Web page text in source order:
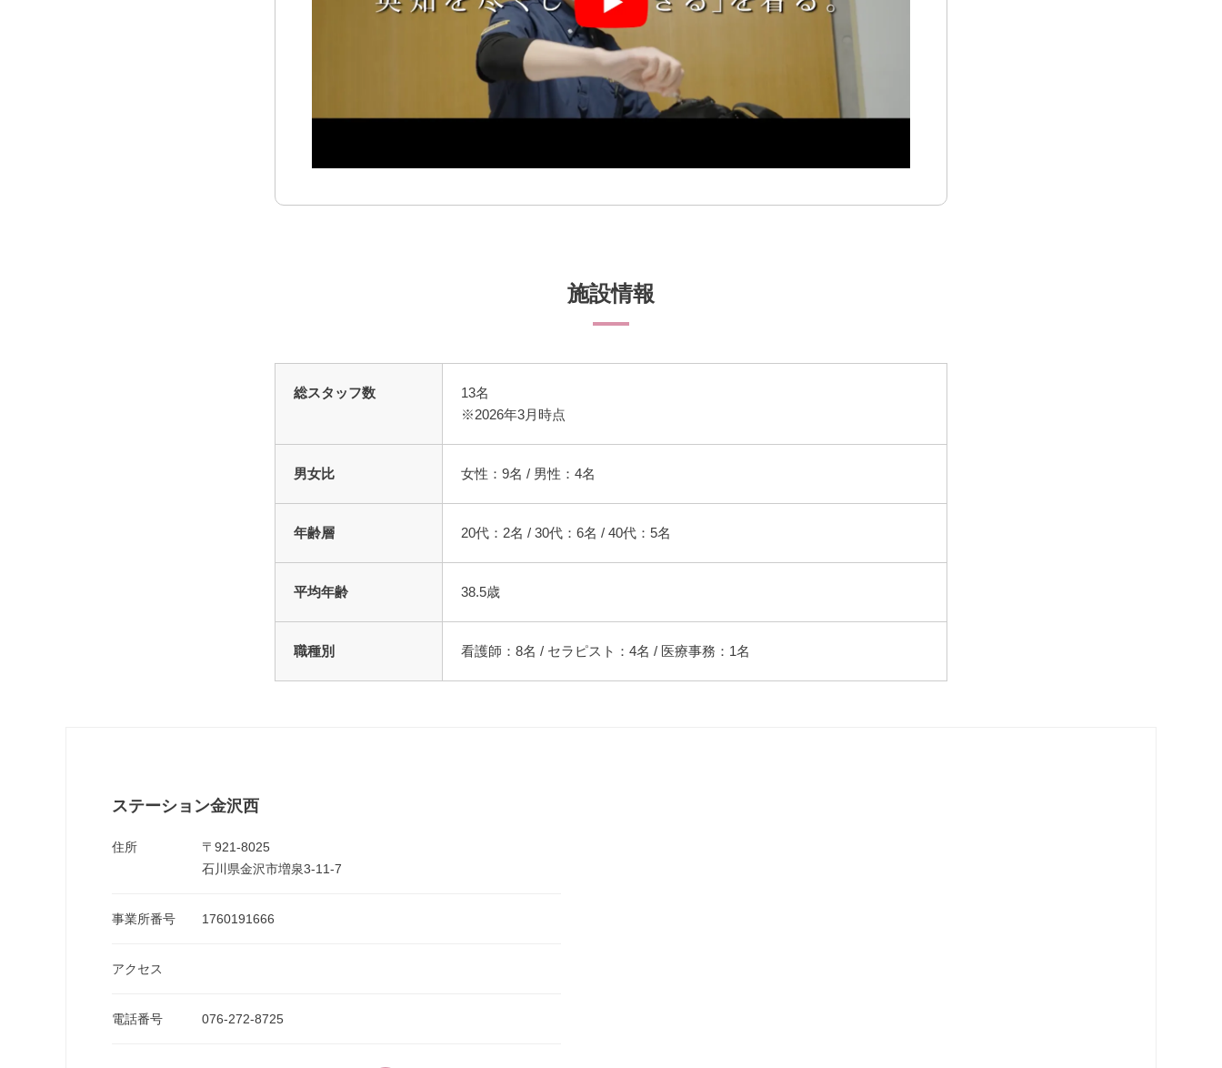
施設情報
総スタッフ数
13名
※2026年3月時点
男女比 女性：9名 / 男性：4名
年齢層 20代：2名 / 30代：6名 / 40代：5名
平均年齢 38.5歳
職種別 看護師：8名 / セラピスト：4名 / 医療事務：1名
ステーション金沢西
住所
〒921-8025
石川県金沢市増泉3-11-7
事業所番号 1760191666
アクセス
電話番号 076-272-8725